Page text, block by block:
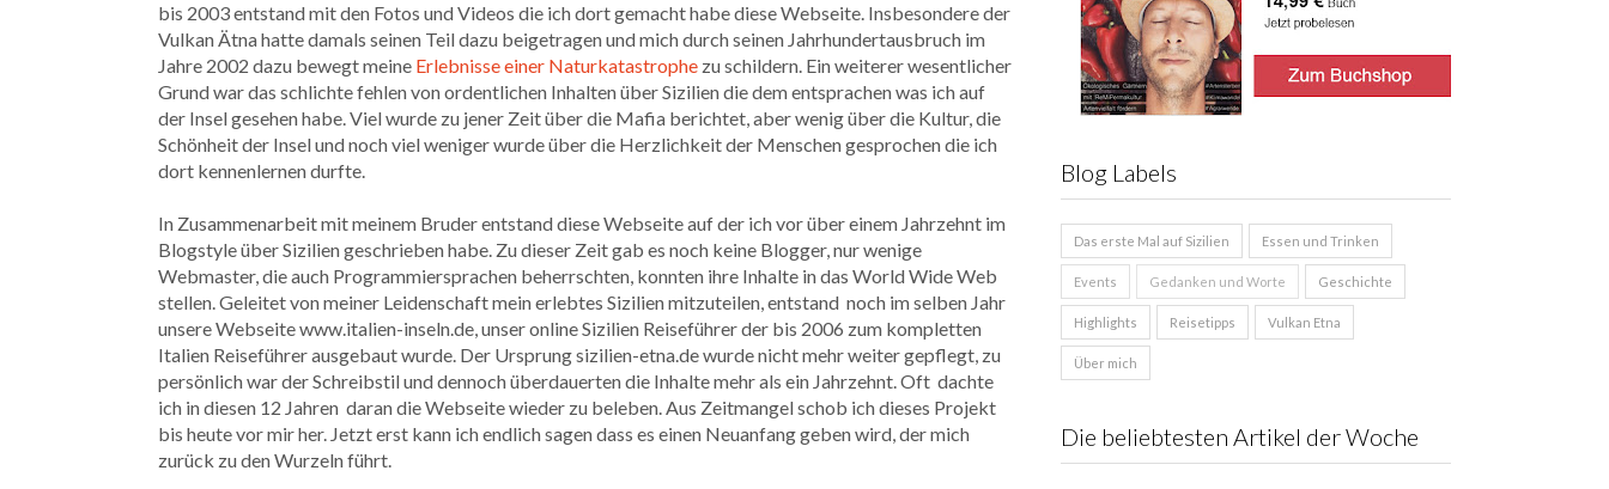
bis 2003 entstand mit den Fotos und Videos die ich dort gemacht habe diese Webseite. Insbesondere der
Vulkan Ätna hatte damals seinen Teil dazu beigetragen und mich durch seinen Jahrhundertausbruch im
Jahre 2002 dazu bewegt meine Erlebnisse einer Naturkatastrophe zu schildern. Ein weiterer wesentlicher
Grund war das schlichte fehlen von ordentlichen Inhalten über Sizilien die dem entsprachen was ich auf
der Insel gesehen habe. Viel wurde zu jener Zeit über die Mafia berichtet, aber wenig über die Kultur, die
Schönheit der Insel und noch viel weniger wurde über die Herzlichkeit der Menschen gesprochen die ich
dort kennenlernen durfte.
In Zusammenarbeit mit meinem Bruder entstand diese Webseite auf der ich vor über einem Jahrzehnt im
Blogstyle über Sizilien geschrieben habe. Zu dieser Zeit gab es noch keine Blogger, nur wenige
Webmaster, die auch Programmiersprachen beherrschten, konnten ihre Inhalte in das World Wide Web
stellen. Geleitet von meiner Leidenschaft mein erlebtes Sizilien mitzuteilen, entstand noch im selben Jahr
unsere Webseite www.italien-inseln.de, unser online Sizilien Reiseführer der bis 2006 zum kompletten
Italien Reiseführer ausgebaut wurde. Der Ursprung sizilien-etna.de wurde nicht mehr weiter gepflegt, zu
persönlich war der Schreibstil und dennoch überdauerten die Inhalte mehr als ein Jahrzehnt. Oft dachte
ich in diesen 12 Jahren daran die Webseite wieder zu beleben. Aus Zeitmangel schob ich dieses Projekt
bis heute vor mir her. Jetzt erst kann ich endlich sagen dass es einen Neuanfang geben wird, der mich
zurück zu den Wurzeln führt.
Blog Labels
Das erste Mal auf Sizilien Essen und Trinken
Events Gedanken und Worte Geschichte
Highlights Reisetipps Vulkan Etna
Über mich
Die beliebtesten Artikel der Woche